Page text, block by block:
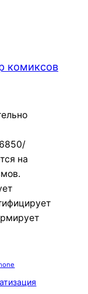
комиксов
на